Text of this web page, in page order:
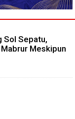
Sol Sepatu,
Meskipun